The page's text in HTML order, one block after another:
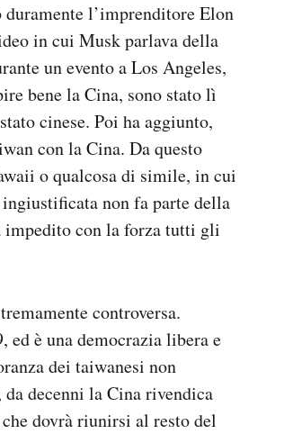
l’imprenditore Elon
in cui Musk parlava della
un evento a Los Angeles,
bene la Cina, sono stato lì
cinese. Poi ha aggiunto,
con la Cina. Da questo
o qualcosa di simile, in cui
non fa parte della
impedito con la forza tutti gli
controversa.
ed è una democrazia libera e
dei taiwanesi non
decenni la Cina rivendica
dovrà riunirsi al resto del